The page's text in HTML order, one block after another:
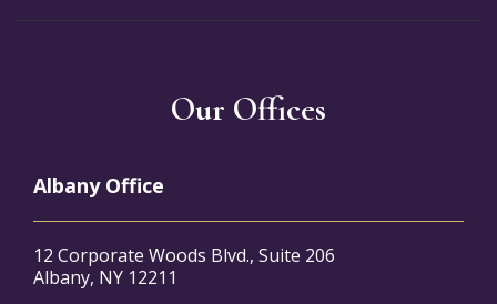
Our Offices
Albany Office
12 Corporate Woods Blvd., Suite 206
Albany, NY 12211